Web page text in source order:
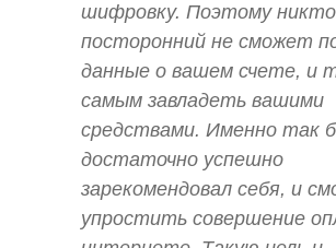
шифровку. Поэтому никто
посторонний не сможет
данные о вашем счете, и
самым завладеть вашими
средствами. Именно так
достаточно успешно
зарекомендовал себя, и
упростить совершение